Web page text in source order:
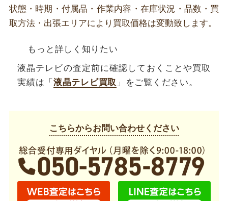
状態・時期・付属品・作業内容・在庫状況・品数・買
取方法・出張エリアにより買取価格は変動致します。
もっと詳しく知りたい
液晶テレビの査定前に確認しておくことや買取
実績は「 液晶テレビ買取 」をご覧ください。
こちらからお問い合わせください